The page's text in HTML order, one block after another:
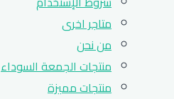
متاجر اخرى
من نحن
منتجات الجمعة السوداء
منتجات مميزة